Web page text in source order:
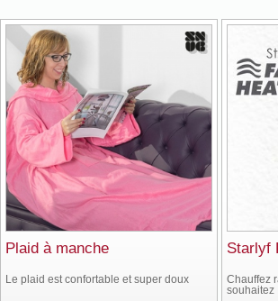
Plaid à manche
Le plaid est confortable et super doux
Starlyf
Chauffez
souhaitez